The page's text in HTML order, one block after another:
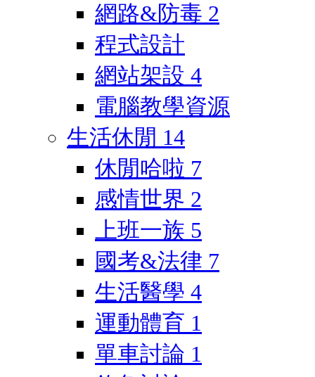
網路&防毒 2
程式設計
網站架設 4
電腦教學資源
生活休閒 14
休閒哈啦 7
感情世界 2
上班一族 5
國考&法律 7
生活醫學 4
運動體育 1
單車討論 1